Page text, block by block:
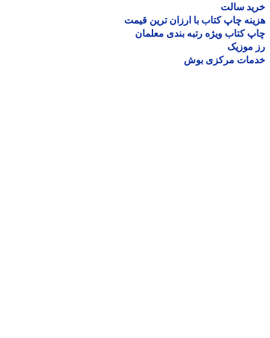
سالت
چاپ کتاب با ارزان ترین قیمت
کتاب ویژه رتبه بندی معلمان
موزیک
مرکزی بوش